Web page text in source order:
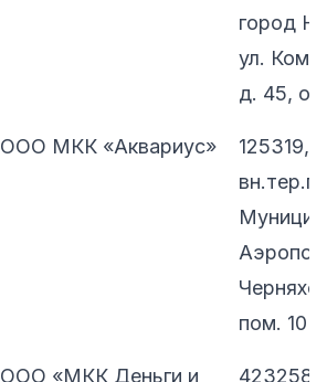
город
ул.
д. 45,
ООО МКК «Аквариус»
125319,
вн.тер.г.
пом. 10Н
ООО «МКК Деньги и
423258,